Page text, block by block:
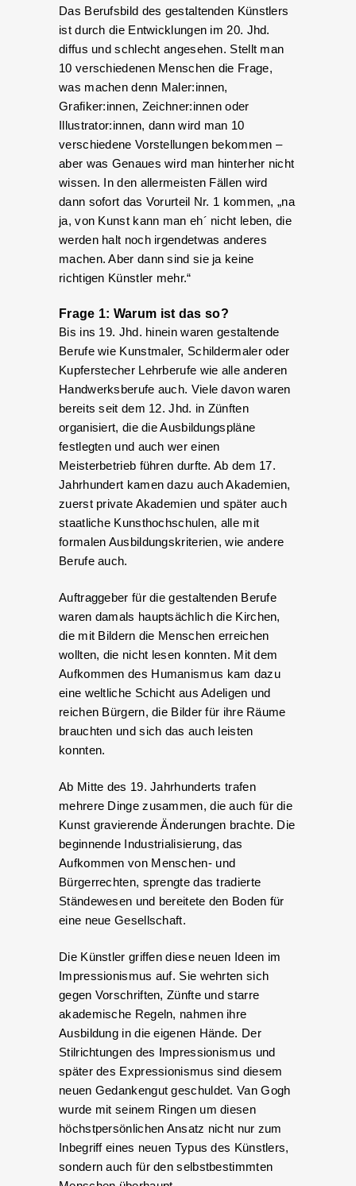
Das Berufsbild des gestaltenden Künstlers
ist durch die Entwicklungen im 20. Jhd.
diffus und schlecht angesehen. Stellt man
10 verschiedenen Menschen die Frage,
was machen denn Maler:innen,
Grafiker:innen, Zeichner:innen oder
Illustrator:innen, dann wird man 10
verschiedene Vorstellungen bekommen –
aber was Genaues wird man hinterher nicht
wissen. In den allermeisten Fällen wird
dann sofort das Vorurteil Nr. 1 kommen, „na
ja, von Kunst kann man eh´ nicht leben, die
werden halt noch irgendetwas anderes
machen. Aber dann sind sie ja keine
richtigen Künstler mehr.“
Frage 1: Warum ist das so?
Bis ins 19. Jhd. hinein waren gestaltende
Berufe wie Kunstmaler, Schildermaler oder
Kupferstecher Lehrberufe wie alle anderen
Handwerksberufe auch. Viele davon waren
bereits seit dem 12. Jhd. in Zünften
organisiert, die die Ausbildungspläne
festlegten und auch wer einen
Meisterbetrieb führen durfte. Ab dem 17.
Jahrhundert kamen dazu auch Akademien,
zuerst private Akademien und später auch
staatliche Kunsthochschulen, alle mit
formalen Ausbildungskriterien, wie andere
Berufe auch.
Auftraggeber für die gestaltenden Berufe
waren damals hauptsächlich die Kirchen,
die mit Bildern die Menschen erreichen
wollten, die nicht lesen konnten. Mit dem
Aufkommen des Humanismus kam dazu
eine weltliche Schicht aus Adeligen und
reichen Bürgern, die Bilder für ihre Räume
brauchten und sich das auch leisten
konnten.
Ab Mitte des 19. Jahrhunderts trafen
mehrere Dinge zusammen, die auch für die
Kunst gravierende Änderungen brachte. Die
beginnende Industrialisierung, das
Aufkommen von Menschen- und
Bürgerrechten, sprengte das tradierte
Ständewesen und bereitete den Boden für
eine neue Gesellschaft.
Die Künstler griffen diese neuen Ideen im
Impressionismus auf. Sie wehrten sich
gegen Vorschriften, Zünfte und starre
akademische Regeln, nahmen ihre
Ausbildung in die eigenen Hände. Der
Stilrichtungen des Impressionismus und
später des Expressionismus sind diesem
neuen Gedankengut geschuldet. Van Gogh
wurde mit seinem Ringen um diesen
höchstpersönlichen Ansatz nicht nur zum
Inbegriff eines neuen Typus des Künstlers,
sondern auch für den selbstbestimmten